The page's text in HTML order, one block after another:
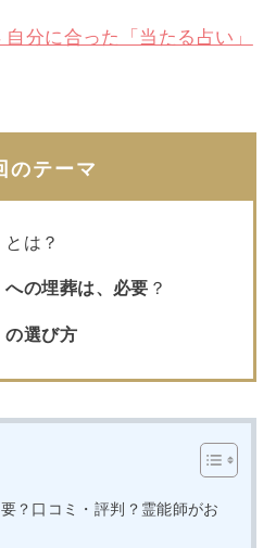
分に合った「当たる占い」
のテーマ
とは？
への埋葬は、必要 ？
の選び方
？口コミ・評判？霊能師がお